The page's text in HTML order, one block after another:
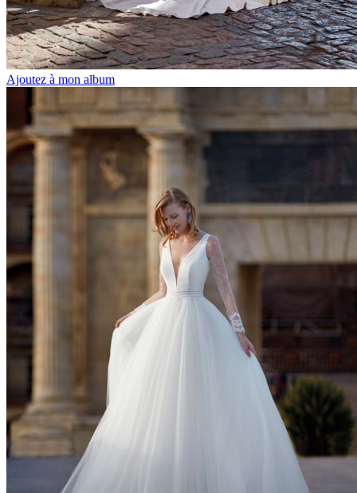
Ajoutez à mon album